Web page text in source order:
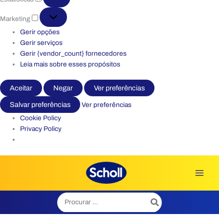
Marketing
Marketing
Gerir opções
Gerir serviços
Gerir {vendor_count} fornecedores
Leia mais sobre esses propósitos
Aceitar Negar Ver preferências
Salvar preferências
Ver preferências
Cookie Policy
Privacy Policy
Search
for: